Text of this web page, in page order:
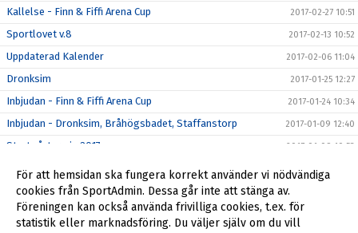
Kallelse - Finn & Fiffi Arena Cup 2017-02-27 10:51
Sportlovet v.8 2017-02-13 10:52
Uppdaterad Kalender 2017-02-06 11:04
Dronksim 2017-01-25 12:27
Inbjudan - Finn & Fiffi Arena Cup 2017-01-24 10:34
Inbjudan - Dronksim, Bråhögsbadet, Staffanstorp 2017-01-09 12:40
Start vårtermin 2017 2017-01-09 10:53
Tränings tiderna vecka 44 2016-10-26 10:47
Tränings tid på lördag den 17 september 2016-09-14 12:04
Träningstider ht2016 2016-08-10 12:36
För att hemsidan ska fungera korrekt använder vi nödvändiga
cookies från SportAdmin. Dessa går inte att stänga av.
Föreningen kan också använda frivilliga cookies, t.ex. för
statistik eller marknadsföring. Du väljer själv om du vill